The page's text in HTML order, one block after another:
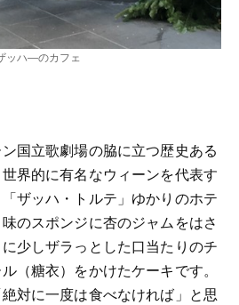
ッハ―のカフェ
国立歌劇場の脇に立つ歴史ある
界的に有名なウィーンを代表す
ザッハ・トルテ」ゆかりのホテ
のスポンジに杏のジャムをはさ
少しザラっとした口当たりのチ
（糖衣）をかけたケーキです。
対に一度は食べなければ」と思